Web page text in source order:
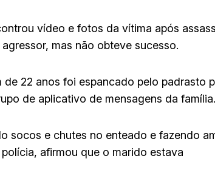
vídeo e fotos da vítima após
mas não obteve sucesso.
de 22 anos foi espancado pelo padrasto
de aplicativo de mensagens da família.
socos e chutes no enteado e fazendo
afirmou que o marido estava